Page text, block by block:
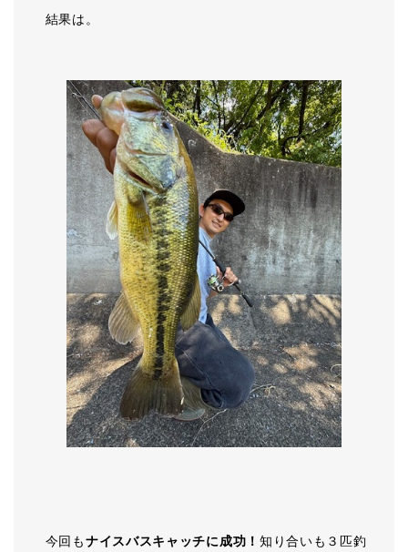
結果は。
今回もナイスバスキャッチに成功！ 知り合いも３匹釣